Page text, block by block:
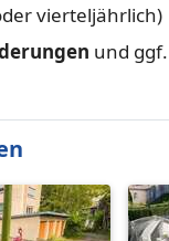
vierteljährlich)
und ggf.